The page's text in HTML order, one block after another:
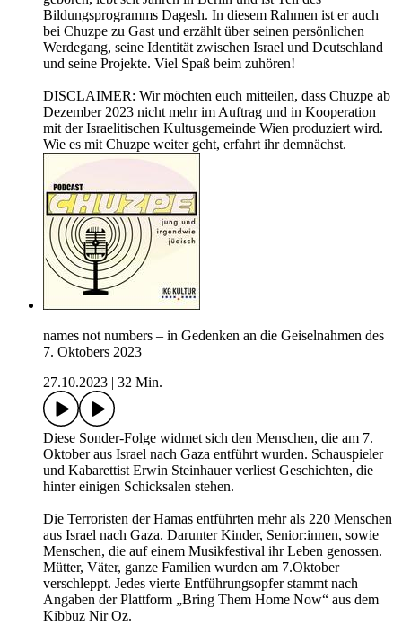
Bildungsprogramms Dagesh. In diesem Rahmen ist er auch
bei Chuzpe zu Gast und erzählt über seinen persönlichen
Werdegang, seine Identität zwischen Israel und Deutschland
und seine Projekte. Viel Spaß beim zuhören!
DISCLAIMER: Wir möchten euch mitteilen, dass Chuzpe ab
Dezember 2023 nicht mehr im Auftrag und in Kooperation
mit der Israelitischen Kultusgemeinde Wien produziert wird.
Wie es mit Chuzpe weiter geht, erfahrt ihr demnächst.
names not numbers – in Gedenken an die Geiselnahmen des
7. Oktobers 2023
27.10.2023
32 Min.
Diese Sonder-Folge widmet sich den Menschen, die am 7.
Oktober aus Israel nach Gaza entführt wurden. Schauspieler
und Kabarettist Erwin Steinhauer verliest Geschichten, die
hinter einigen Schicksalen stehen.
Die Terroristen der Hamas entführten mehr als 220 Menschen
aus Israel nach Gaza. Darunter Kinder, Senior:innen, sowie
Menschen, die auf einem Musikfestival ihr Leben genossen.
Mütter, Väter, ganze Familien wurden am 7.Oktober
verschleppt. Jedes vierte Entführungsopfer stammt nach
Angaben der Plattform „Bring Them Home Now“ aus dem
Kibbuz Nir Oz.